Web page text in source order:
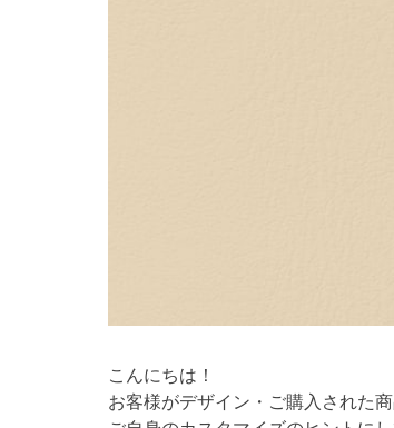
こんにちは！
お客様がデザイン・ご購入された